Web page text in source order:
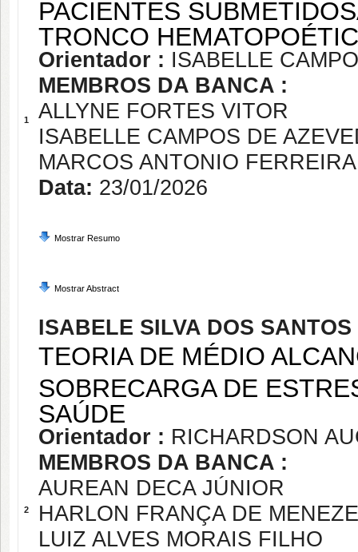
1
PACIENTES
TRONCO
Orientador : ISABELLE
MEMBROS DA BANCA :
ALLYNE FORTES VITOR
ISABELLE CAMPOS DE
MARCOS ANTONIO
Data: 23/01/2026
Mostrar Resumo
Mostrar Abstract
2
ISABELE SILVA DOS SANTOS
TEORIA DE MÉDIO
SOBRECARGA DE
SAÚDE
Orientador : RICHARDSON
MEMBROS DA BANCA :
AUREAN DECA JÚNIOR
HARLON FRANÇA DE
LUIZ ALVES MORAIS FILHO